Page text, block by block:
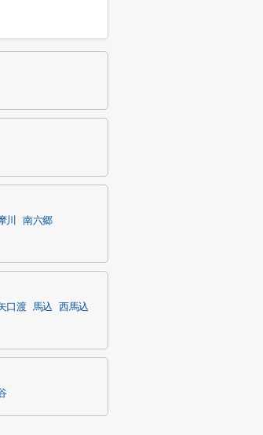
川
南六郷
口渡 馬込
西馬込